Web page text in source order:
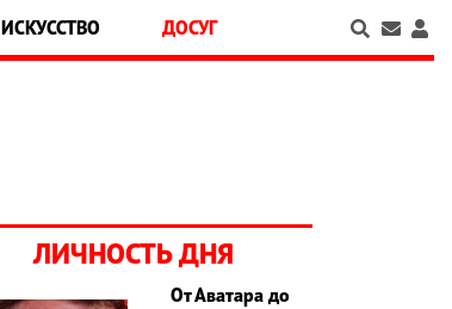
ИСКУССТВО ДОСУГ
ЛИЧНОСТЬ ДНЯ
От Аватара до